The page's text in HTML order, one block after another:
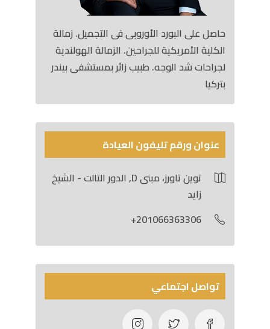
حاصل على البورد الأوروبى فى التجميل. زمالة
الكلية الأمريكية للجراحين. الزمالة الهولندية
لجراحات شد الوجه. طبيب زائر بمستشفى بيندر
بتركيا
عنوان ورقم تليفون العيادة
توين تاورز، مبنى D, الدور التالت - الشيخ
زايد
201066363306+
تواصل اجتماعي